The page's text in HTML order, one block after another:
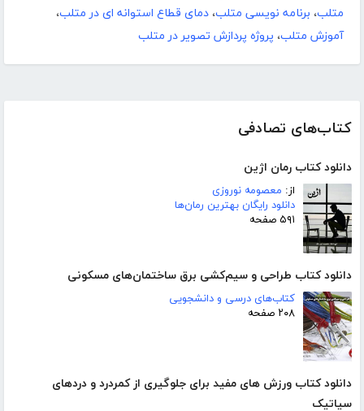
کتاب‌های تصادفی
دانلود کتاب رمان اژین
از: معصومه نوروزی
دانلود رایگان بهترین رمان‌ها
۵۹۱ صفحه
دانلود کتاب طراحی و سیم‌کشی برق ساختمان‌های مسکونی
کتاب‌های درسی و دانشجویی
۲۰۸ صفحه
دانلود کتاب ورزش های مفید برای جلوگیری از کمردرد و دردهای
سیاتیک
متلب، برنامه نویسی متلب، دمای قطاع استوانه ای در متلب،
آموزش متلب، پروژه پردازش تصویر در متلب